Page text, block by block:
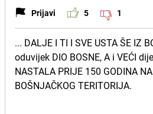
Prijavi 5 1
... DALJE I TI I SVE USTA ŠE IZ
oduvijek DIO BOSNE, A i VEĆI
NASTALA PRIJE 150 GODINA
BOŠNJAČKOG TERITORIJA.